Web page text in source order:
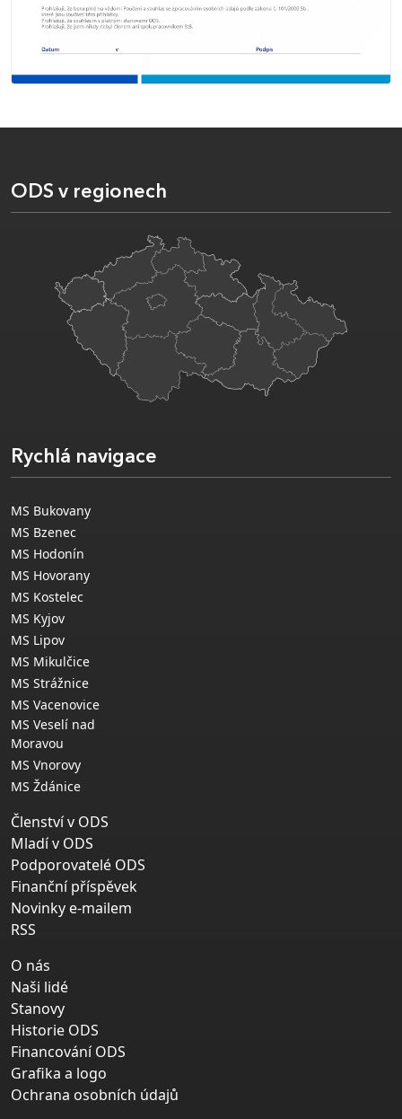
ODS v regionech
Rychlá navigace
MS Bukovany
MS Bzenec
MS Hodonín
MS Hovorany
MS Kostelec
MS Kyjov
MS Lipov
MS Mikulčice
MS Strážnice
MS Vacenovice
MS Veselí nad
Moravou
MS Vnorovy
MS Ždánice
Členství v ODS
Mladí v ODS
Podporovatelé ODS
Finanční příspěvek
Novinky e-mailem
RSS
O nás
Naši lidé
Stanovy
Historie ODS
Financování ODS
Grafika a logo
Ochrana osobních údajů